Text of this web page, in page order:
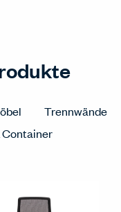
Trennwände